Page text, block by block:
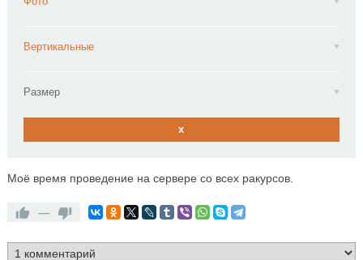
Вертикальные
Размер
x
Моё время проведение на сервере со всех ракурсов.
—